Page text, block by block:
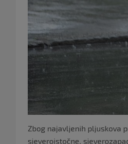
Zbog najavljenih pljuskova
sjeveroistočne,